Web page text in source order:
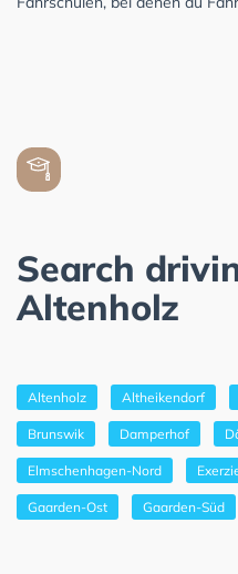
Search
Altenholz
Altenholz Altheikendorf
Brunswik Damperhof
Elmschenhagen-Nord
Gaarden-Ost Gaarden-Süd